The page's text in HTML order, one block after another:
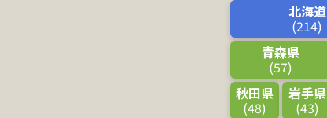
北海道
(214)
青森県
(57)
秋田県
(48)
岩手県
(43)